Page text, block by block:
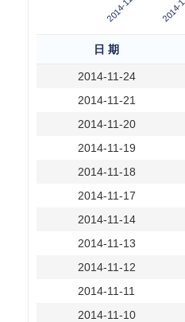
日 期
2014-11-24
2014-11-21
2014-11-20
2014-11-19
2014-11-18
2014-11-17
2014-11-14
2014-11-13
2014-11-12
2014-11-11
2014-11-10